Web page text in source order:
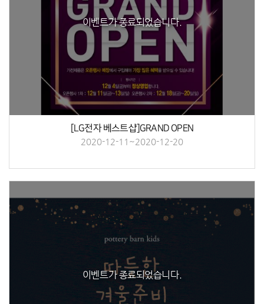
이벤트가 종료되었습니다.
[LG전자 베스트샵]GRAND OPEN
2020-12-11~2020-12-20
이벤트가 종료되었습니다.